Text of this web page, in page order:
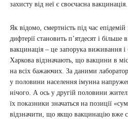
захисту від неї є своєчасна вакцинація.
Як відомо, смертність під час
дифтерії становить п’ятдесят і більше
вакцинація – це запорука виживання і
Харкова відзначають, що вакцини в
на всіх бажаючих. За даними
у половини населення імунна
нічого. А ось у другій половини
їх показники значаться на позиції
відзначити, що якщо вакцинацію вже